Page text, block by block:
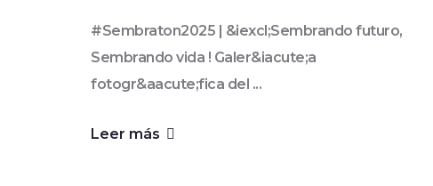
#Sembraton2025 | &iexcl;Sembrando futuro,
Sembrando vida ! Galer&iacute;a
fotogr&aacute;fica del ...
Leer más